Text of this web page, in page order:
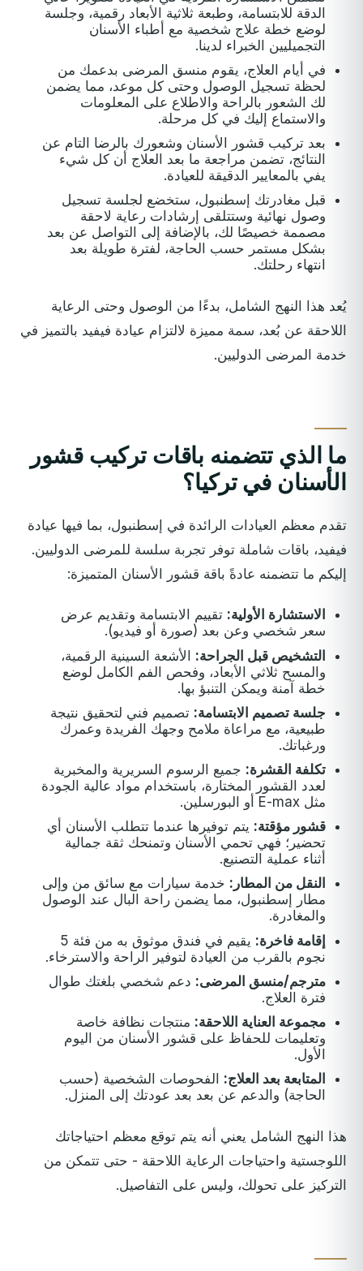
الدقة للابتسامة، وطبعة ثلاثية الأبعاد رقمية، وجلسة
لوضع خطة علاج شخصية مع أطباء الأسنان
التجميليين الخبراء لدينا.
في أيام العلاج، يقوم منسق المرضى بدعمك من
لحظة تسجيل الوصول وحتى كل موعد، مما يضمن
لك الشعور بالراحة والاطلاع على المعلومات
والاستماع إليك في كل مرحلة.
بعد تركيب قشور الأسنان وشعورك بالرضا التام عن
النتائج، تضمن مراجعة ما بعد العلاج أن كل شيء
يفي بالمعايير الدقيقة للعيادة.
قبل مغادرتك إسطنبول، ستخضع لجلسة تسجيل
وصول نهائية وستتلقى إرشادات رعاية لاحقة
مصممة خصيصًا لك، بالإضافة إلى التواصل عن بعد
بشكل مستمر حسب الحاجة، لفترة طويلة بعد
انتهاء رحلتك.
يُعد هذا النهج الشامل، بدءًا من الوصول وحتى الرعاية
اللاحقة عن بُعد، سمة مميزة لالتزام عيادة فيفيد بالتميز في
خدمة المرضى الدوليين.
ما الذي تتضمنه باقات تركيب قشور
الأسنان في تركيا؟
تقدم معظم العيادات الرائدة في إسطنبول، بما فيها عيادة
فيفيد، باقات شاملة توفر تجربة سلسة للمرضى الدوليين.
إليكم ما تتضمنه عادةً باقة قشور الأسنان المتميزة:
الاستشارة الأولية: تقييم الابتسامة وتقديم عرض
سعر شخصي وعن بعد (صورة أو فيديو).
التشخيص قبل الجراحة: الأشعة السينية الرقمية،
والمسح ثلاثي الأبعاد، وفحص الفم الكامل لوضع
خطة آمنة ويمكن التنبؤ بها.
جلسة تصميم الابتسامة: تصميم فني لتحقيق نتيجة
طبيعية، مع مراعاة ملامح وجهك الفريدة وعمرك
ورغباتك.
تكلفة القشرة: جميع الرسوم السريرية والمخبرية
لعدد القشور المختارة، باستخدام مواد عالية الجودة
مثل E-max أو البورسلين.
قشور مؤقتة: يتم توفيرها عندما تتطلب الأسنان أي
تحضير؛ فهي تحمي الأسنان وتمنحك ثقة جمالية
أثناء عملية التصنيع.
النقل من المطار: خدمة سيارات مع سائق من وإلى
مطار إسطنبول، مما يضمن راحة البال عند الوصول
والمغادرة.
إقامة فاخرة:
يقيم في فندق موثوق به من فئة 5
نجوم بالقرب من العيادة لتوفير الراحة والاسترخاء.
مترجم/منسق المرضى: دعم شخصي بلغتك طوال
فترة العلاج.
مجموعة العناية اللاحقة: منتجات نظافة خاصة
وتعليمات للحفاظ على قشور الأسنان من اليوم
الأول.
المتابعة بعد العلاج: الفحوصات الشخصية (حسب
الحاجة) والدعم عن بعد بعد عودتك إلى المنزل.
هذا النهج الشامل يعني أنه يتم توقع معظم احتياجاتك
اللوجستية واحتياجات الرعاية اللاحقة - حتى تتمكن من
التركيز على تحولك، وليس على التفاصيل.